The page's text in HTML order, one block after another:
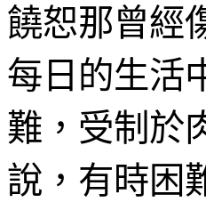
饒恕那曾經
每日的生活
難，受制於
說 ，有時